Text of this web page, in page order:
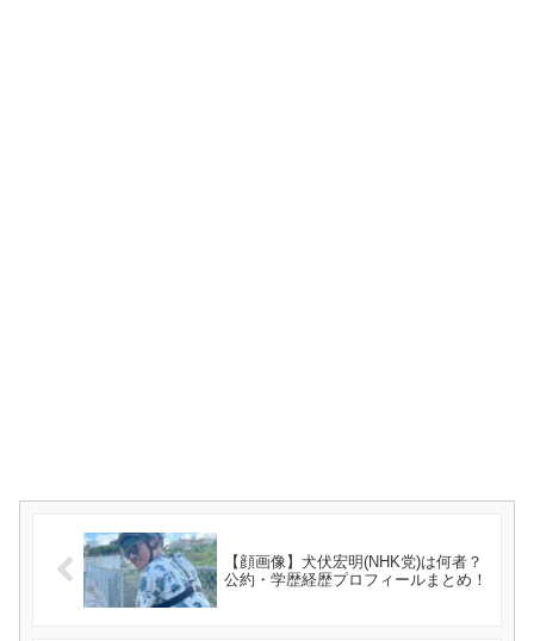
【顔画像】犬伏宏明(NHK党)は何者？
公約・学歴経歴プロフィールまとめ！